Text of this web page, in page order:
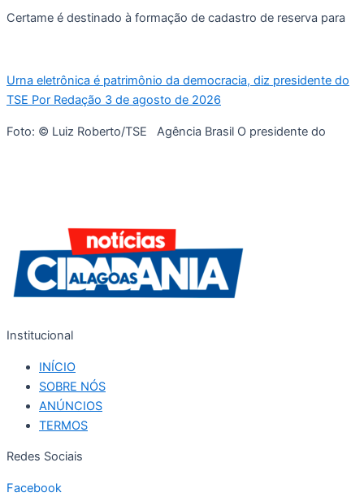
Certame é destinado à formação de cadastro de reserva para
Urna eletrônica é patrimônio da democracia, diz presidente do
TSE Por Redação 3 de agosto de 2026
Foto: © Luiz Roberto/TSE Agência Brasil O presidente do
Institucional
INÍCIO
SOBRE NÓS
ANÚNCIOS
TERMOS
Redes Sociais
Facebook